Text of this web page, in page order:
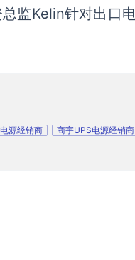
监Kelin针对出口
源经销商 商宇UPS电源经销商